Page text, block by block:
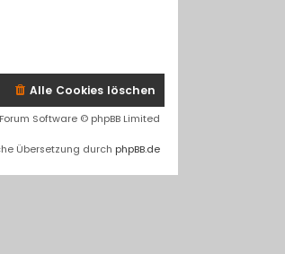
Alle Cookies löschen
Software © phpBB Limited
Übersetzung durch phpBB.de